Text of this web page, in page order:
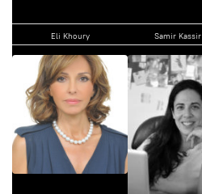
Eli Khoury Samir Kassir